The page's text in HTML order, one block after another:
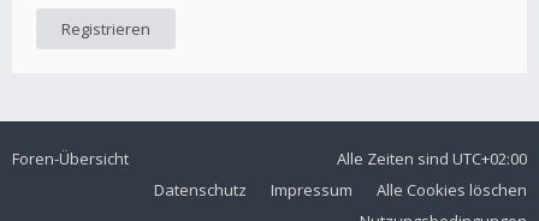
Registrieren
Foren-Übersicht Alle Zeiten sind UTC+02:00
Alle Cookies löschen
Impressum
Datenschutz